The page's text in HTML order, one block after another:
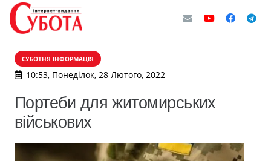
СУБОТНЯ ІНФОРМАЦІЯ
10:53, Понеділок, 28 Лютого, 2022
Портеби для житомирських
військових